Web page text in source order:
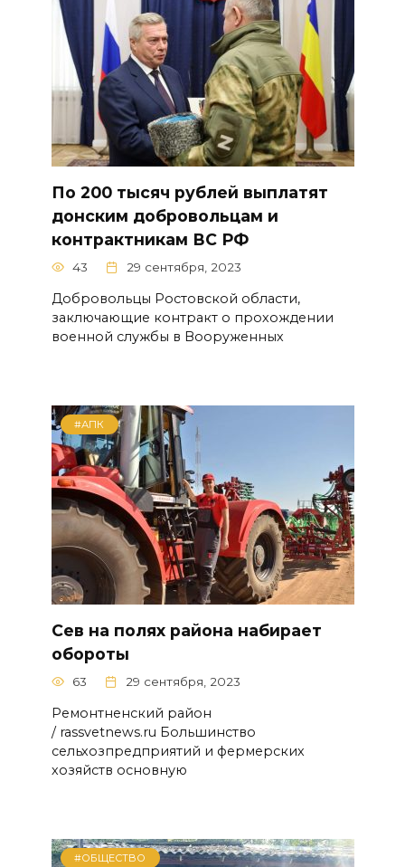
По 200 тысяч рублей выплатят
донским добровольцам и
контрактникам ВС РФ
43 29 сентября, 2023
Добровольцы Ростовской области,
заключающие контракт о прохождении
военной службы в Вооруженных
#АПК
Сев на полях района набирает
обороты
63 29 сентября, 2023
Ремонтненский район
/ rassvetnews.ru Большинство
сельхозпредприятий и фермерских
хозяйств основную
#ОБЩЕСТВО